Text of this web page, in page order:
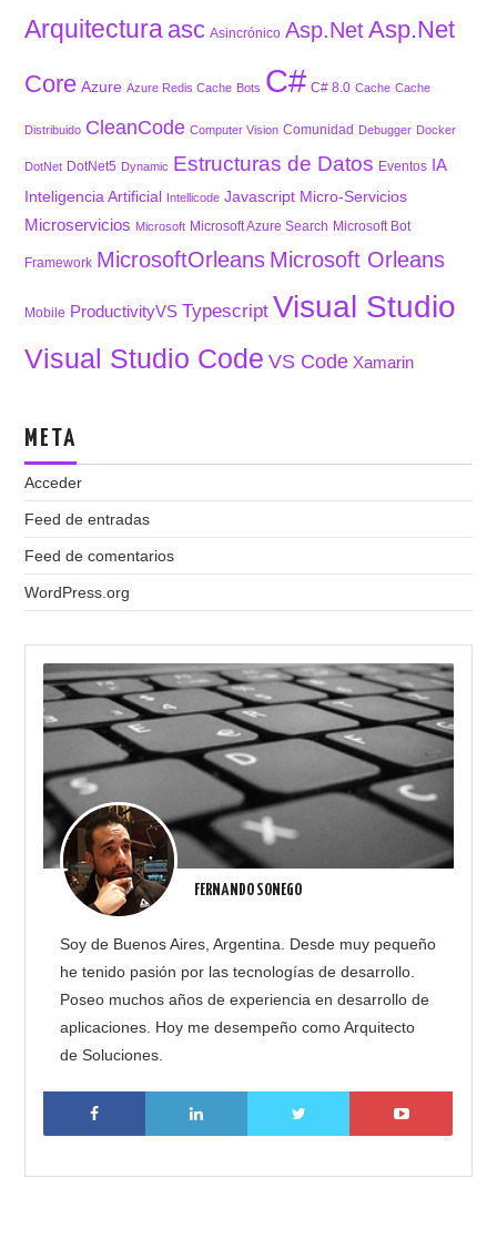
Arquitectura asc Asincrónico Asp.Net Asp.Net
Core Azure Azure Redis Cache Bots C# C# 8.0 Cache Cache
Distribuido CleanCode Computer Vision Comunidad Debugger Docker
DotNet DotNet5 Dynamic Estructuras de Datos Eventos IA
Inteligencia Artificial Intellicode Javascript Micro-Servicios
Microservicios Microsoft Microsoft Azure Search Microsoft Bot
Framework MicrosoftOrleans Microsoft Orleans
Mobile ProductivityVS Typescript Visual Studio
Visual Studio Code VS Code Xamarin
META
Acceder
Feed de entradas
Feed de comentarios
WordPress.org
FERNANDO SONEGO
Soy de Buenos Aires, Argentina. Desde muy pequeño
he tenido pasión por las tecnologías de desarrollo.
Poseo muchos años de experiencia en desarrollo de
aplicaciones. Hoy me desempeño como Arquitecto
de Soluciones.